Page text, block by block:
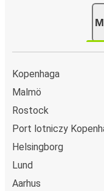
Kopenhaga
Malmö
Rostock
Port lotniczy
Helsingborg
Lund
Aarhus